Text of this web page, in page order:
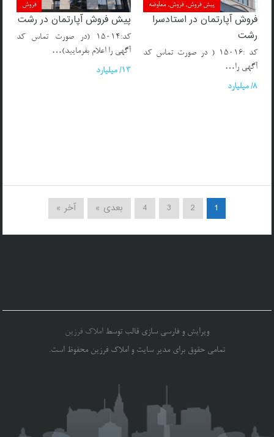
پیش فروش, فروش, معاوضه
فروش آپارتمان در استادسرا
رشت
کد :۱۵۰۱۶ ( در صورت تماس کد
آگهی را…
8/ میلیارد
فروش
پیش فروش آپارتمان در رشت
کد:۱۵۰۱۴ (در صورت تماس کد
آگهی را اعلام بفرمایید)…
13/ میلیارد
1
2
3
4 بعدی » آخر »
ویرایش و فارسی سازی قالب توسطاملاک فرزین
تمامی حقوق برای مدیر سایت و املاک فرزین محفوظ است.